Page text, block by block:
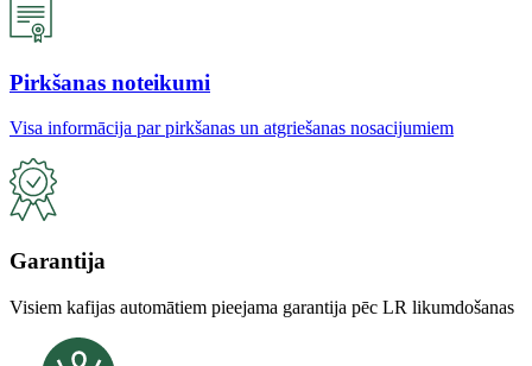
Pirkšanas noteikumi
Visa informācija par pirkšanas un atgriešanas nosacijumiem
Garantija
Visiem kafijas automātiem pieejama garantija pēc LR likumdošanas